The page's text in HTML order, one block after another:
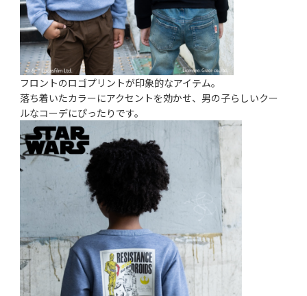
フロントのロゴプリントが印象的なアイテム。
落ち着いたカラーにアクセントを効かせ、男の子らしいクー
ルなコーデにぴったりです。